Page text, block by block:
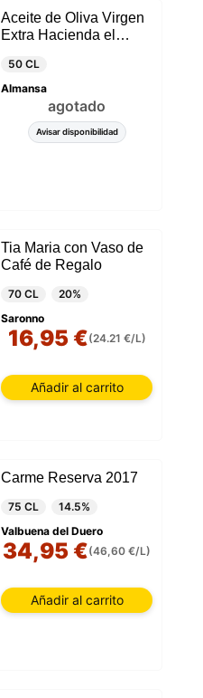
Aceite de Oliva Virgen
Extra Hacienda el
50 CL
Almansa
agotado
Avisar disponibilidad
Tia Maria con Vaso de
Café de Regalo
70 CL
20%
Saronno
16,95 €(24.21 €/L)
Añadir al carrito
Carme Reserva 2017
75 CL
14.5%
Valbuena del Duero
34,95 €(46,60 €/L)
Añadir al carrito